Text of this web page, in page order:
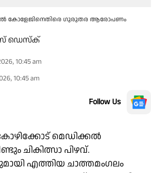
കോളേജിനെതിരെ ഗുരുതര ആരോപണം
ഡെസ്ക്
10:45 am
10:45 am
Follow Us
മെഡിക്കൽ
ചികിത്സാ പിഴവ്.
എത്തിയ ചാത്തമംഗലം